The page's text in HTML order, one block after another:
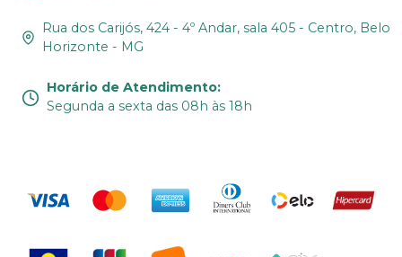
Rua dos Carijós, 424 - 4º Andar, sala 405 - Centro, Belo
Horizonte - MG
Horário de Atendimento:
Segunda a sexta das 08h às 18h